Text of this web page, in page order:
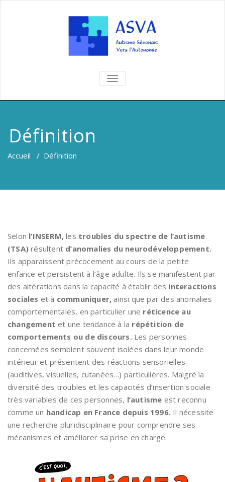
TOGGLE
Définition
Accueil / Définition
Selon l’INSERM,les troubles du spectre de l’autisme
(TSA)résultent d’anomalies du neurodéveloppement.
Ils apparaissent précocement au cours de la petite
enfance et persistent à l’âge adulte. Ils se manifestent par
des altérations dans la capacité à établir des interactions
sociales et à communiquer,ainsi que par des anomalies
comportementales, en particulier une réticence au
changementet une tendance à la répétition de
comportements ou de discours. Les personnes
concernées semblent souvent isolées dans leur monde
intérieur et présentent des réactions sensorielles
(auditives, visuelles, cutanées…) particulières. Malgré la
diversité des troubles et les capacités d’insertion sociale
très variables de ces personnes, l’autisme est reconnu
comme un handicap en France depuis 1996. Il nécessite
une recherche pluridisciplinaire pour comprendre ses
mécanismes et améliorer sa prise en charge.